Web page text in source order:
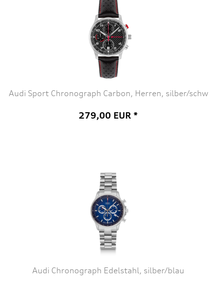
Audi Sport Chronograph Carbon, Herren, silber/schw
279,00 EUR *
Audi Chronograph Edelstahl, silber/blau